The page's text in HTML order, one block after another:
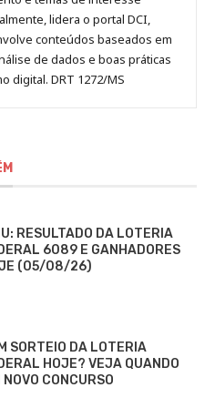
lidera o portal DCI,
conteúdos baseados em
de dados e boas práticas
digital. DRT 1272/MS
RESULTADO DA LOTERIA
6089 E GANHADORES
(05/08/26)
SORTEIO DA LOTERIA
HOJE? VEJA QUANDO
NOVO CONCURSO